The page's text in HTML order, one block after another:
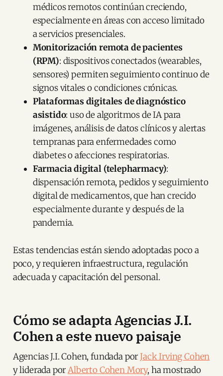
médicos remotos continúan creciendo,
especialmente en áreas con acceso limitado
a servicios presenciales.
Monitorización remota de pacientes
(RPM): dispositivos conectados (wearables,
sensores) permiten seguimiento continuo de
signos vitales o condiciones crónicas.
Plataformas digitales de diagnóstico
asistido: uso de algoritmos de IA para
imágenes, análisis de datos clínicos y alertas
tempranas para enfermedades como
diabetes o afecciones respiratorias.
Farmacia digital (telepharmacy):
dispensación remota, pedidos y seguimiento
digital de medicamentos, que han crecido
especialmente durante y después de la
pandemia.
Estas tendencias están siendo adoptadas poco a
poco, y requieren infraestructura, regulación
adecuada y capacitación del personal.
Cómo se adapta Agencias J.I.
Cohen a este nuevo paisaje
Agencias J.I. Cohen, fundada porJack Irving Cohen
y liderada porAlberto Cohen Mory, ha mostrado